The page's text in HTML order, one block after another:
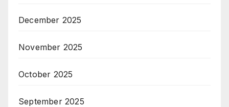
December 2025
November 2025
October 2025
September 2025